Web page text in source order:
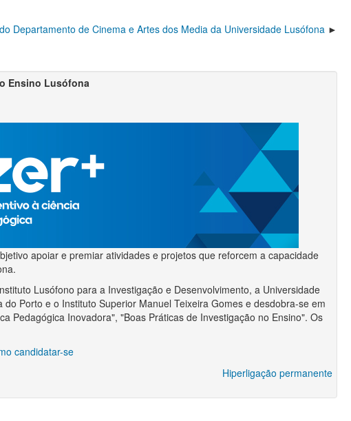
Departamento de Cinema e Artes dos Media da Universidade Lusófona
Ensino Lusófona
apoiar e premiar atividades e projetos que reforcem a capacidade
Lusófono para a Investigação e Desenvolvimento, a Universidade
Porto e o Instituto Superior Manuel Teixeira Gomes e desdobra-se em
Pedagógica Inovadora", "Boas Práticas de Investigação no Ensino". Os
candidatar-se
Hiperligação permanente